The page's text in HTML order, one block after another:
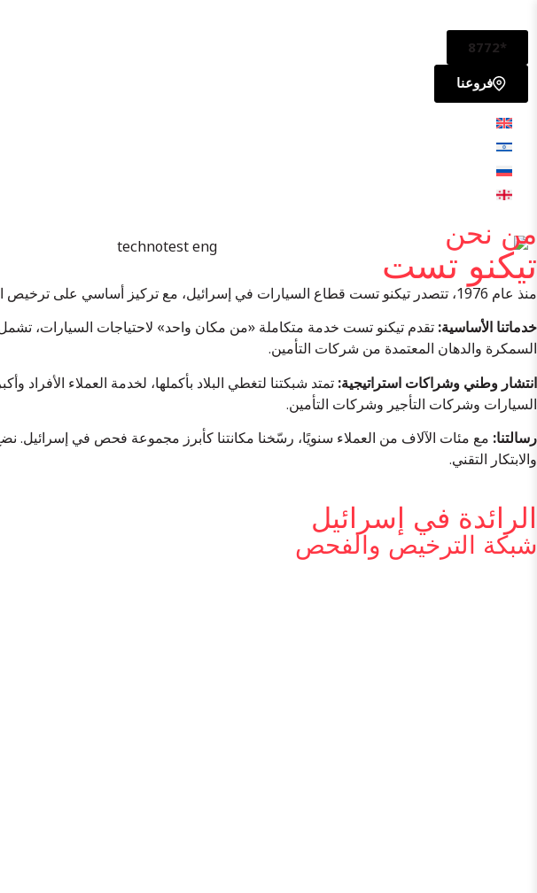
*8772
فروعنا
من نحن
تيكنو تست
منذ عام 1976، تتصدر تيكنو تست قطاع السيارات في إسرائيل، مع تركيز أساسي على ترخيص المركبات والفحوصات الفنية.
خدماتنا الأساسية: تقدم تيكنو تست خدمة متكاملة «من مكان واحد» لاحتياجات السيارات،
السمكرة والدهان المعتمدة من شركات التأمين.
انتشار وطني وشراكات استراتيجية: تمتد شبكتنا لتغطي البلاد بأكملها، لخدمة العملاء
السيارات وشركات التأجير وشركات التأمين.
رسالتنا: مع مئات الآلاف من العملاء سنويًا، رسّخنا مكانتنا كأبرز مجموعة فحص في إسرائيل.
والابتكار التقني.
الرائدة في إسرائيل
شبكة الترخيص والفحص